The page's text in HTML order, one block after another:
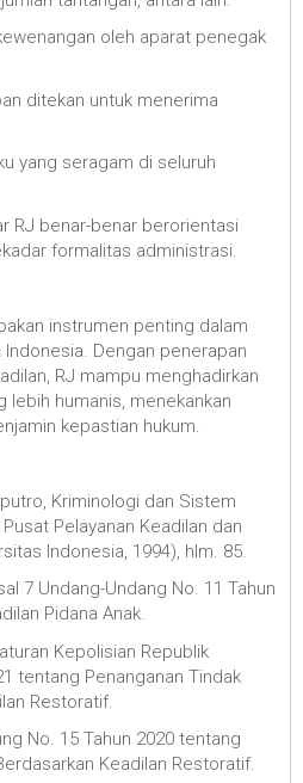
oleh aparat penegak
ditekan untuk menerima
yang seragam di seluruh
RJ benar-benar berorientasi
formalitas administrasi.
instrumen penting dalam
Dengan penerapan
RJ mampu menghadirkan
lebih humanis, menekankan
kepastian hukum.
Kriminologi dan Sistem
Pelayanan Keadilan dan
Indonesia, 1994), hlm. 85.
7 Undang-Undang No. 11 Tahun
Pidana Anak.
Kepolisian Republik
tentang Penanganan Tindak
Restoratif.
No. 15 Tahun 2020 tentang
Keadilan Restoratif.